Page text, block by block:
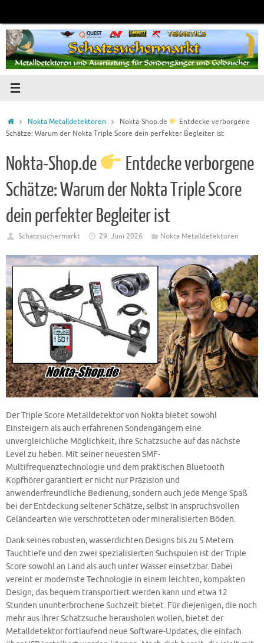
springen
Startseite
Nokta Metalldetektoren Nokta-Shop.de
Entdecke verborgene
Schätze: Warum der Nokta Triple Score dein perfekter Begleiter ist
Nokta-Shop.de
Entdecke verborgene
Schätze: Warum der Nokta Triple Score
dein perfekter Begleiter ist
Schatzsuchermarkt 29. Juni 2026 Nokta Metalldetektoren
Der Triple Score Metalldetektor von Nokta bietet sowohl
Einsteigern als auch erfahrenen Sondengängern eine
unvergleichliche Möglichkeit, ihre Schatzsuche auf das nächste
Level zu heben. Mit seiner neuesten SMF-
Multifrequenztechnologie und dem praktischen Bluetooth
Kopfhörer garantiert er nicht nur Präzision und
anwenderfreundliche Bedienung, sondern auch jede Menge Spaß
bei der Entdeckung seltener Schätze, selbst in anspruchsvollen
Geländearten wie verschrotteten oder mineralisierten Böden.
Dank seines robusten, wasserdichten Designs bis zu 5 Metern
Tauchtiefe und den zwei spezialisierten Suchspulen ist der Triple
Score sowohl an Land als auch unter Wasser einsetzbar. Dabei
vereint er modernste Technologie in einem leichten, kompakten
Design, das bequem transportiert werden kann und etwa 12
Stunden ununterbrochene Suchzeit bietet. Für diejenigen, die noch
mehr aus ihrer Schatzsuche herausholen wollen, bietet der
Metalldetektor fortlaufend neue Software-Updates, die einfach